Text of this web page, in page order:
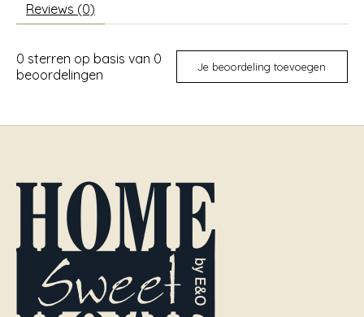
Reviews (0)
0 sterren op basis van 0
beoordelingen
Je beoordeling toevoegen